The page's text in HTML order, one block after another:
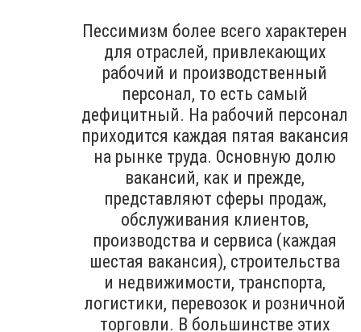
Пессимизм более всего характерен
для отраслей, привлекающих
рабочий и производственный
персонал, то есть самый
дефицитный. На рабочий персонал
приходится каждая пятая вакансия
на рынке труда. Основную долю
вакансий, как и прежде,
представляют сферы продаж,
обслуживания клиентов,
производства и сервиса (каждая
шестая вакансия), строительства
и недвижимости, транспорта,
логистики, перевозок и розничной
торговли. В большинстве этих